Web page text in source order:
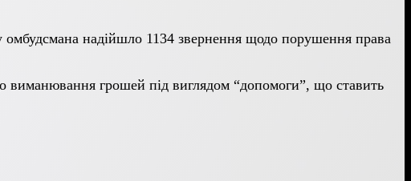
надійшло 1134 звернення щодо порушення права
виманювання грошей під виглядом “допомоги”, що ставить